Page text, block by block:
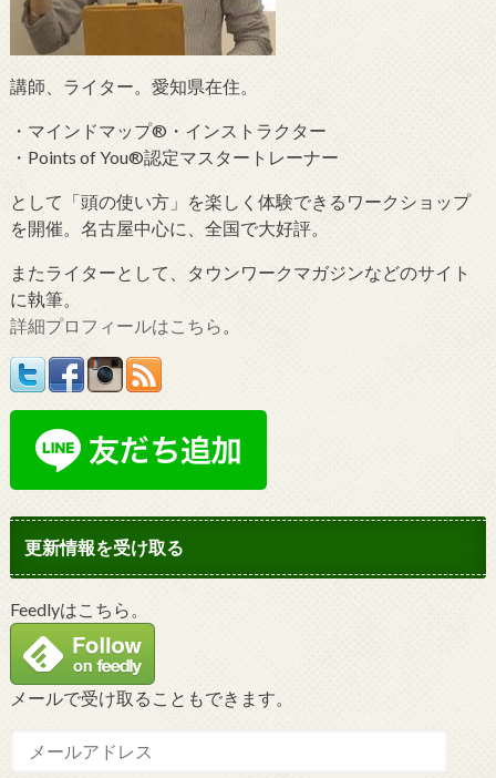
講師、ライター。愛知県在住。
・マインドマップ®・インストラクター
・Points of You®認定マスタートレーナー
として「頭の使い方」を楽しく体験できるワークショップ
を開催。名古屋中心に、全国で大好評。
またライターとして、タウンワークマガジンなどのサイト
に執筆。
詳細プロフィールはこちら
更新情報を受け取る
Feedlyはこちら。
メールで受け取ることもできます。